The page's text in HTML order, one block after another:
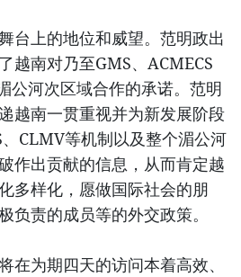
台上的地位和威望。范明政出
越南对乃至GMS、ACMECS
公河次区域合作的承诺。范明
越南一贯重视并为新发展阶段
CLMV等机制以及整个湄公河
作出贡献的信息，从而肯定越
多样化，愿做国际社会的朋
负责的成员等的外交政策。
在为期四天的访问本着高效、